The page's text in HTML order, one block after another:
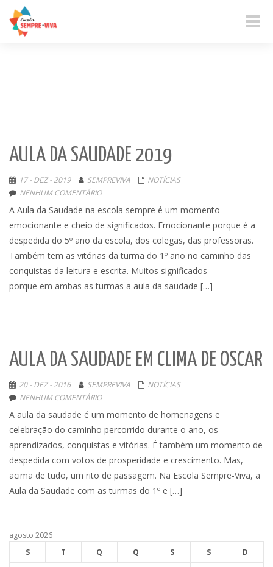
Toggle
AULA DA SAUDADE 2019
17 - DEZ - 2019 SEMPREVIVA
NOTÍCIAS
NENHUM COMENTÁRIO
A Aula da Saudade na escola sempre é um momento
emocionante e cheio de significados. Emocionante porque é a
despedida do 5º ano da escola, dos colegas, das professoras.
Também tem as vitórias da turma do 1º ano no caminho das
conquistas da leitura e escrita. Muitos significados
porque em ambas as turmas a aula da saudade […]
AULA DA SAUDADE EM CLIMA DE OSCAR
20 - DEZ - 2016 SEMPREVIVA
NOTÍCIAS
NENHUM COMENTÁRIO
A aula da saudade é um momento de homenagens e
celebração do caminho percorrido durante o ano, os
aprendizados, conquistas e vitórias. É também um momento de
despedida com votos de prosperidade e crescimento. Mas,
acima de tudo, um rito de passagem. Na Escola Sempre-Viva, a
Aula da Saudade com as turmas do 1º e […]
agosto 2026
S
T Q Q S S
D